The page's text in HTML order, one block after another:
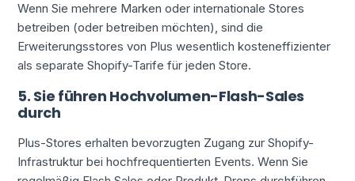
Wenn Sie mehrere Marken oder internationale Stores
betreiben (oder betreiben möchten), sind die
Erweiterungsstores von Plus wesentlich kosteneffizienter
als separate Shopify-Tarife für jeden Store.
5. Sie führen Hochvolumen-Flash-Sales
durch
Plus-Stores erhalten bevorzugten Zugang zur Shopify-
Infrastruktur bei hochfrequentierten Events. Wenn Sie